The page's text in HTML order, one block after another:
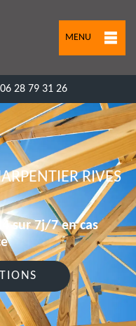
MENU
06 28 79 31 26
RIVES
sur 7j/7 en cas